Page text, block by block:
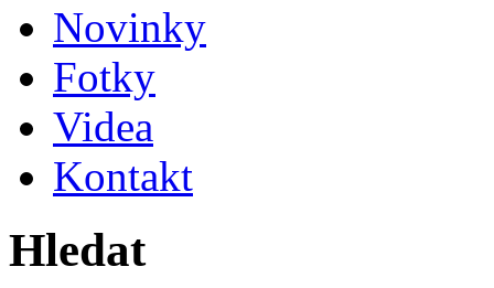
Novinky
Fotky
Videa
Kontakt
Hledat